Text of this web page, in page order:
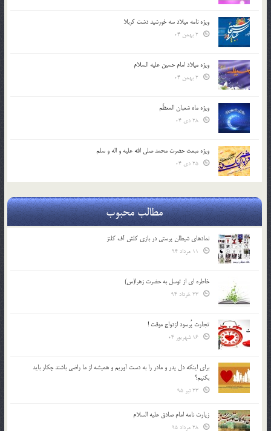
ویژه نامه میلاد سه خورشید دشت کربلا
ویژه میلاد امام حسین علیه السلام
ویژه ماه شعبان المعظّم
ویژه مبعث حضرت محمد صلی الله علیه و اله و سلم
مطالب محبوب
نمادهای شیطان پرستی در بازی کلش آف کلنز
خاطره ای از توسل به حضرت زهرا(س)
تجارت پُرسود ازدواج موقت !
براي اينكه دل پدر و مادر را به دست آوريم و هميشه از ما راضي باشند چكار بايد
بكنيم؟
زیارت نامه امام صادق علیه السلام